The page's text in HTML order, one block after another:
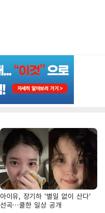
아이유, 장기하 '별일 없이 산다'
선곡…쿨한 일상 공개